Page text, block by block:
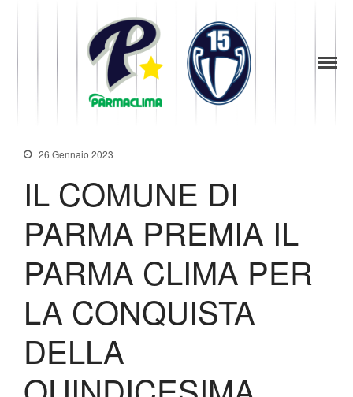
News
Storia
Codice di Condotta
Palmares
Maglie Ritirate
Squadra
Partners
Contatti
Shop
26 Gennaio 2023
IL COMUNE DI
PARMA PREMIA IL
PARMA CLIMA PER
LA CONQUISTA
DELLA